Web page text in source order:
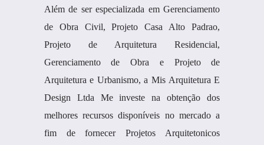
Além de ser especializada em Gerenciamento
de Obra Civil, Projeto Casa Alto Padrao,
Projeto de Arquitetura Residencial,
Gerenciamento de Obra e Projeto de
Arquitetura e Urbanismo, a Mis Arquitetura E
Design Ltda Me investe na obtenção dos
melhores recursos disponíveis no mercado a
fim de fornecer Projetos Arquitetonicos